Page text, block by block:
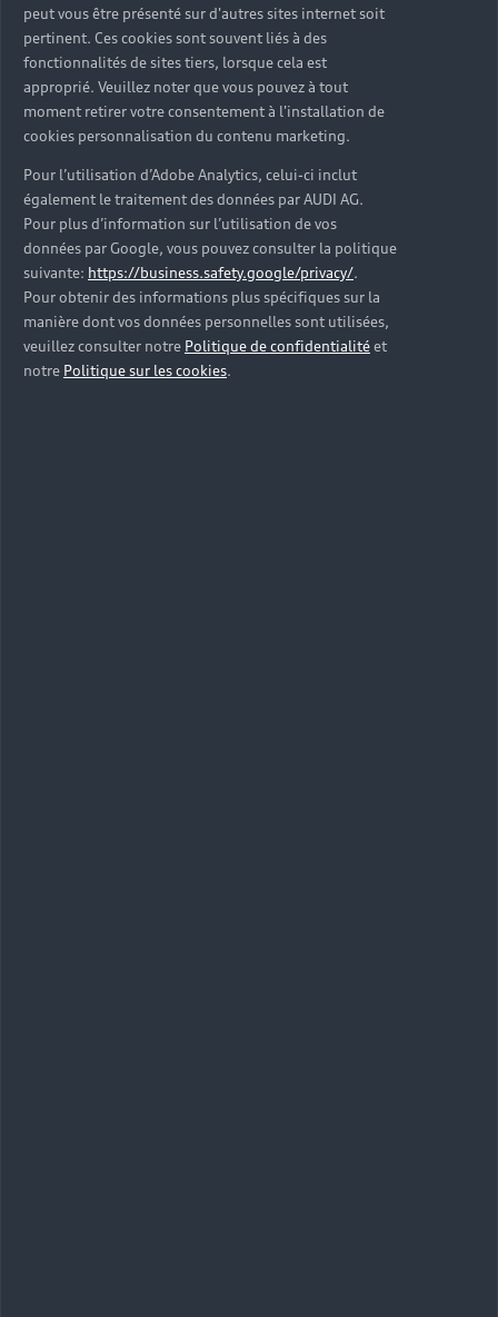
peut vous être présenté sur d'autres sites internet soit
pertinent. Ces cookies sont souvent liés à des
fonctionnalités de sites tiers, lorsque cela est
approprié. Veuillez noter que vous pouvez à tout
moment retirer votre consentement à l'installation de
cookies personnalisation du contenu marketing.
Pour l’utilisation d’Adobe Analytics, celui-ci inclut
également le traitement des données par AUDI AG.
Pour plus d’information sur l’utilisation de vos
données par Google, vous pouvez consulter la politique
suivante: https://business.safety.google/privacy/.
Pour obtenir des informations plus spécifiques sur la
manière dont vos données personnelles sont utilisées,
veuillez consulter notre Politique de confidentialitéet
notre Politique sur les cookies.